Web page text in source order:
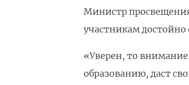
Министр
участникам достойно
«Уверен, то
образованию, даст